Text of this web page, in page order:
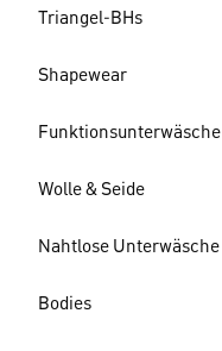
Triangel-BHs
Shapewear
Funktionsunterwäsche
Wolle & Seide
Nahtlose Unterwäsche
Bodies